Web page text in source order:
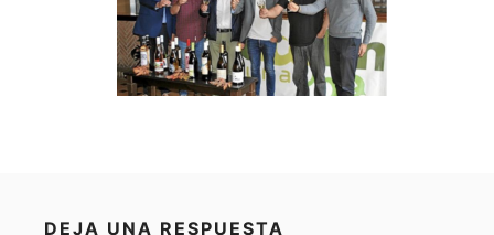
DEJA UNA RESPUESTA